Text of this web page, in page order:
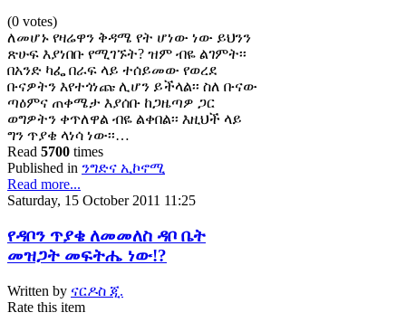
(0 votes)
ለመሆኑ የዛሬዋን ቅዳሜ የት ሆነው ነው ይህንን
ጽሁፍ እያነበቡ የሚገኙት? ዝም ብዬ ልገምት፡፡
በአንድ ካፌ በራፍ ላይ ተሰይመው የወረደ
ቡናዎትን እየተጎነጩ ሊሆን ይችላል፡፡ ስለ ቡናው
ጣዕምና ጠቀሜታ እያሰቡ ከጋዜጣዎ ጋር
ወግዎትን ቀጥለዋል ብዬ ልቀበል፡፡ እዚህች ላይ
ግን ጥያቄ ላነሳ ነው፡፡…
Read 5700 times
Published in ንግድና ኢኮኖሚ
Read more...
Saturday, 15 October 2011 11:25
የዳቦን ጥያቄ ለመመለስ ዳቦ ቤት
መዝጋት መፍትሔ ነው!?
Written by ናርዶስ ጂ.
Rate this item